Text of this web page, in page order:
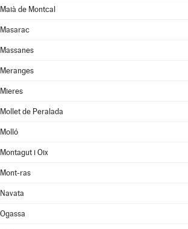
Maià de Montcal
Masarac
Massanes
Meranges
Mieres
Mollet de Peralada
Molló
Montagut i Oix
Mont-ras
Navata
Ogassa